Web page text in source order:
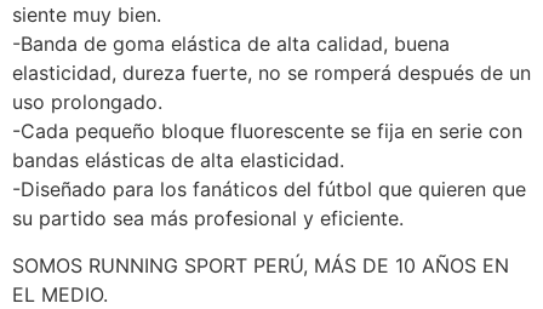
siente muy bien.
-Banda de goma elástica de alta calidad, buena
elasticidad, dureza fuerte, no se romperá después de un
uso prolongado.
-Cada pequeño bloque fluorescente se fija en serie con
bandas elásticas de alta elasticidad.
-Diseñado para los fanáticos del fútbol que quieren que
su partido sea más profesional y eficiente.
SOMOS RUNNING SPORT PERÚ, MÁS DE 10 AÑOS EN
EL MEDIO.